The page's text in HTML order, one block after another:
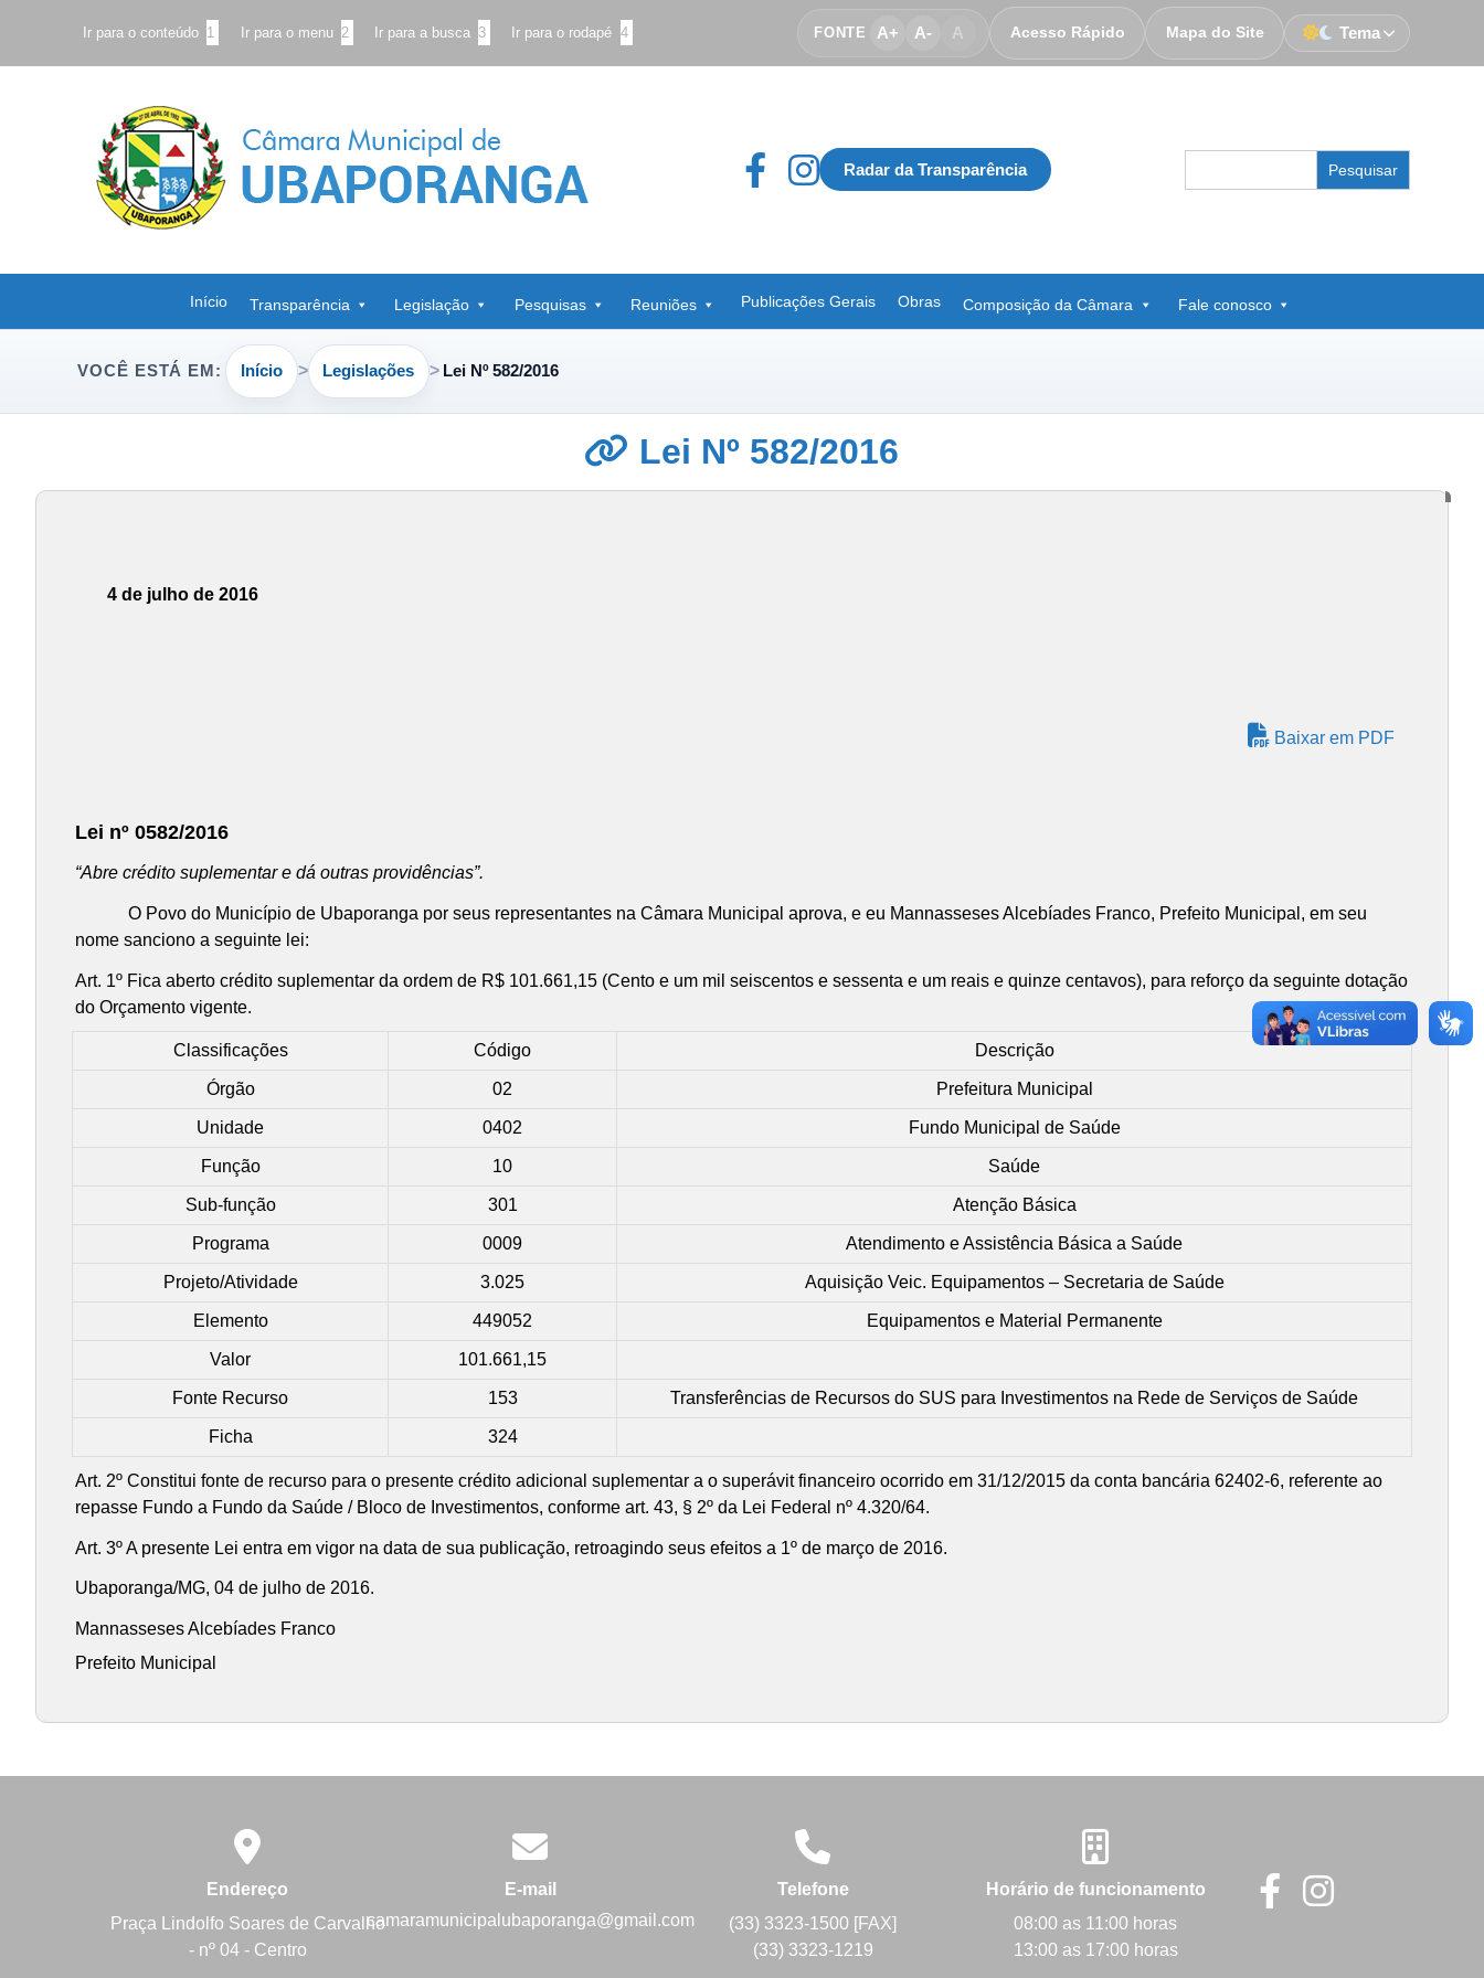
Ir para o conteúdo 1 Ir para o menu 2 Ir para a busca 3 Ir para o rodapé 4 FONTE A+ A- A Acesso Rápido Mapa do Site Tema
Radar da Transparência
for:
Início Transparência Legislação Pesquisas Reuniões Publicações Gerais Obras Composição da Câmara Fale conosco
VOCÊ ESTÁ EM: Início Legislações Lei Nº 582/2016
Lei Nº 582/2016
4 de julho de 2016
Baixar em PDF
Lei nº 0582/2016
“Abre crédito suplementar e dá outras providências”.
O Povo do Município de Ubaporanga por seus representantes na Câmara Municipal aprova, e eu Mannasseses Alcebíades Franco, Prefeito Municipal, em seu
nome sanciono a seguinte lei:
Art. 1º Fica aberto crédito suplementar da ordem de R$ 101.661,15 (Cento e um mil seiscentos e sessenta e um reais e quinze centavos), para reforço da seguinte dotação
do Orçamento vigente.
Classificações Código Descrição
Órgão 02 Prefeitura Municipal
Unidade 0402 Fundo Municipal de Saúde
Função 10 Saúde
Sub-função 301 Atenção Básica
Programa 0009 Atendimento e Assistência Básica a Saúde
Projeto/Atividade 3.025 Aquisição Veic. Equipamentos – Secretaria de Saúde
Elemento 449052 Equipamentos e Material Permanente
Valor 101.661,15
Fonte Recurso 153 Transferências de Recursos do SUS para Investimentos na Rede de Serviços de Saúde
Ficha 324
Art. 2º Constitui fonte de recurso para o presente crédito adicional suplementar a o superávit financeiro ocorrido em 31/12/2015 da conta bancária 62402-6, referente ao
repasse Fundo a Fundo da Saúde / Bloco de Investimentos, conforme art. 43, § 2º da Lei Federal nº 4.320/64.
Art. 3º A presente Lei entra em vigor na data de sua publicação, retroagindo seus efeitos a 1º de março de 2016.
Ubaporanga/MG, 04 de julho de 2016.
Mannasseses Alcebíades Franco
Prefeito Municipal
Endereço
Praça Lindolfo Soares de Carvalho
- nº 04 - Centro
E-mail
camaramunicipalubaporanga@gmail.com
Telefone
(33) 3323-1500 [FAX]
(33) 3323-1219
Horário de funcionamento
08:00 as 11:00 horas
13:00 as 17:00 horas